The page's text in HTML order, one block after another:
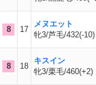
8 17
メヌエット
牝3/芦毛/432(-10)
8 18
キスイン
牝3/栗毛/460(+2)